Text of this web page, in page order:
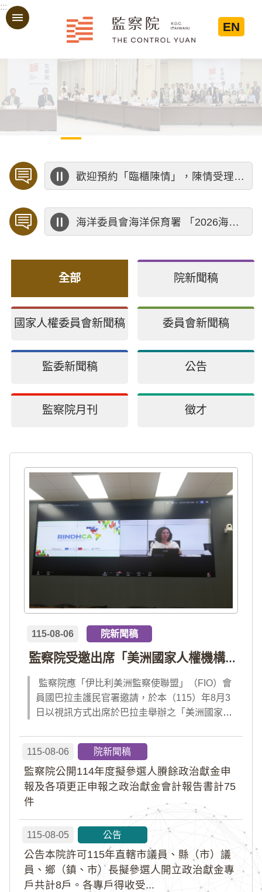
跳到主要內容區塊
:::
EN
歡迎預約「臨櫃陳情」，陳情受理中心將優先排定人員與您接談，釐清案情爭點後收案處理，以節省您的寶貴時間。
海洋委員會海洋保育署 「2026海洋保育創意短影音競賽」活動
全部 院新聞稿
國家人權委員會新聞稿 委員會新聞稿
監委新聞稿 公告
監察院月刊 徵才
監察院受邀出席「美洲國家人權機構網絡」年會 分享我國氣候災害防治經驗 打造國際永續韌性
115-08-06 院新聞稿
監察院應「伊比利美洲監察使聯盟」（FIO）會
員國巴拉圭護民官署邀請，於本（115）年8月3
日以視訊方式出席於巴拉圭舉辦之「美洲國家人
報告，就美洲地區環境災害、氣候緊急狀態與人
權風險等議題，與拉美地區監察機構、護民官署
及紅十字國際委員會、原住民社區支持組織...
115-08-06 院新聞稿
監察院公開114年度擬參選人賸餘政治獻金申
報及各項更正申報之政治獻金會計報告書計75
件
115-08-05 公告
公告本院許可115年直轄市議員、縣（市）議
員、鄉（鎮、市）長擬參選人開立政治獻金專
戶共計8戶。各專戶得收受...